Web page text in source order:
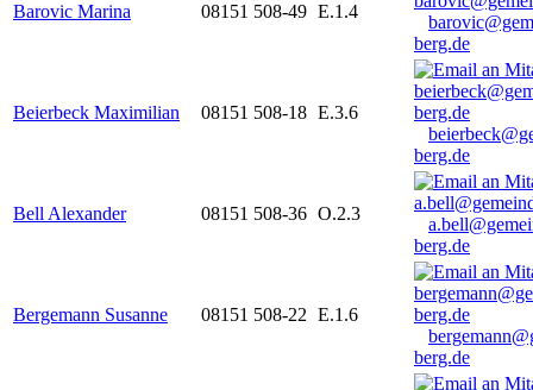
Barovic Marina 08151 508-49 E.1.4
berg.de
Beierbeck Maximilian 08151 508-18 E.3.6
berg.de
Bell Alexander 08151 508-36 O.2.3
berg.de
Bergemann Susanne 08151 508-22 E.1.6
berg.de